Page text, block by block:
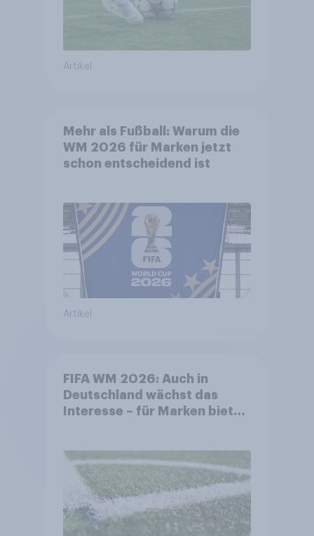
Artikel
Mehr als Fußball: Warum die
WM 2026 für Marken jetzt
schon entscheidend ist
Artikel
FIFA WM 2026: Auch in
Deutschland wächst das
Interesse – für Marken bietet